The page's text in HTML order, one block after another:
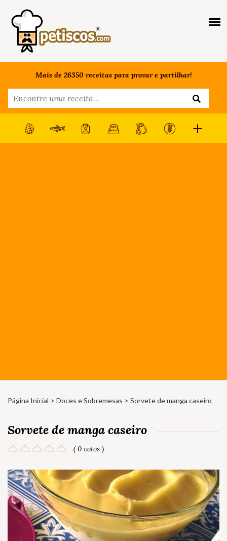
Mais de 26350 receitas para provar e partilhar!
Página Inicial > Doces e Sobremesas > Sorvete de manga caseiro
Sorvete de manga caseiro
( 0 votos )